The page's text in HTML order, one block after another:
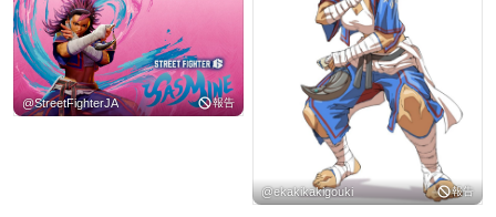
@StreetFighterJA 報告
@ekakikakigouki 報告